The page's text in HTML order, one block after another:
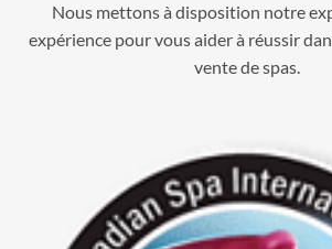
Nous mettons à disposition notre
expérience pour vous aider à réussir
vente de spas.